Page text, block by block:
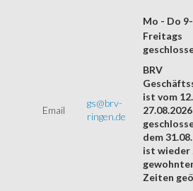
Mo - Do
Email
gs@brv-
ringen.de
Freitags
BRV
ist vom
27.08.2026
dem
ist wieder
Zeiten